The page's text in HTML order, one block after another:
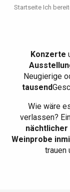
Startseite Ich
Konzerte
Neugierige
tausend
Wie wäre
verlassen?
nächtlicher
Weinprobe
trauen